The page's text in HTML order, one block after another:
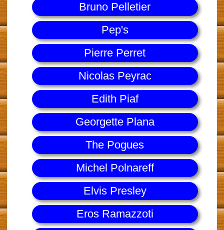
Bruno Pelletier
Pep's
Pierre Perret
Nicolas Peyrac
Edith Piaf
Georgette Plana
The Pogues
Michel Polnareff
Elvis Presley
Eros Ramazzoti